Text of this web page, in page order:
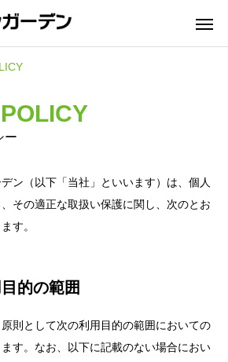
ー
ン（以下「当社」といいます）は、個人
その適正な取扱い保護に関し、次のとお
す。
的の範囲
則として次の利用目的の範囲においての
す。なお、以下に記載のない場合におい